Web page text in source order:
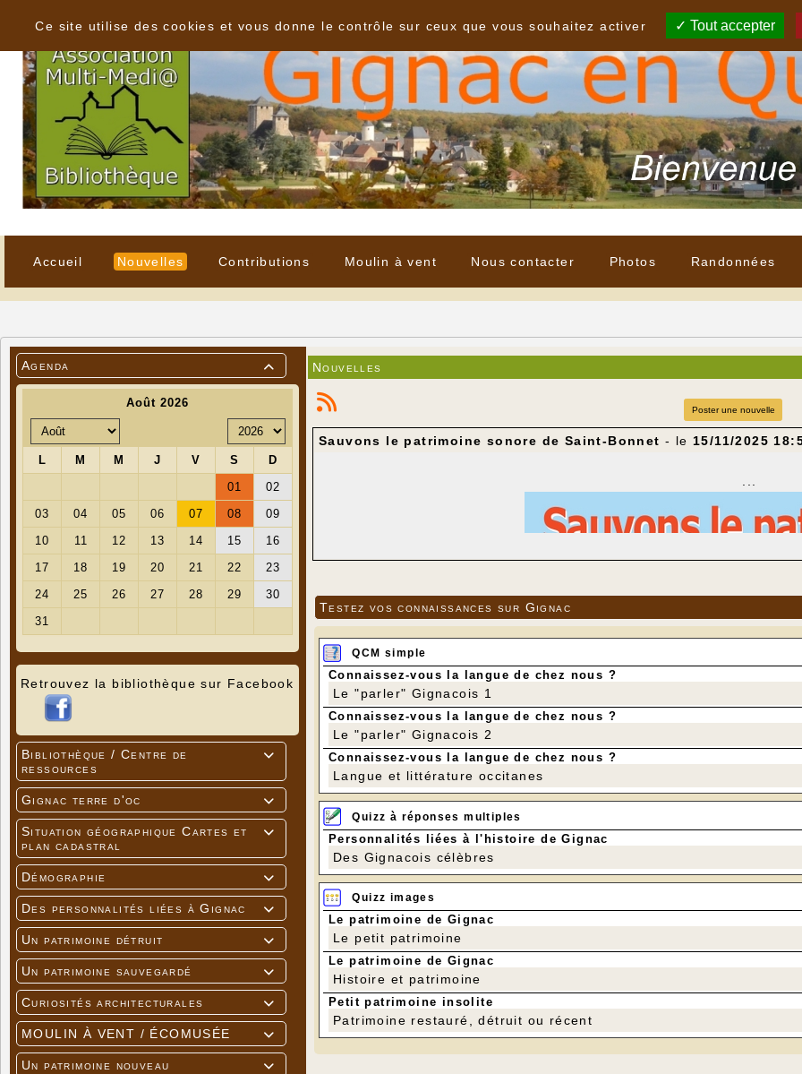
Accueil Nouvelles Contributions Moulin à vent Nous contacter Photos Randonnées

Agenda
Retrouvez la bibliothèque sur Facebook

Bibliothèque / Centre de
ressources

Gignac terre d'oc

Situation géographique Cartes et
plan cadastral

Démographie

Des personnalités liées à Gignac

Un patrimoine détruit

Un patrimoine sauvegardé

Curiosités architecturales

MOULIN À VENT / ÉCOMUSÉE

Un patrimoine nouveau
Nouvelles
Poster une nouvelle
Sauvons le patrimoine sonore de Saint-Bonnet - le 15/11/2025
Testez vos connaissances sur Gignac
QCM simple
Connaissez-vous la langue de chez nous ?
Le "parler" Gignacois 1
Connaissez-vous la langue de chez nous ?
Le "parler" Gignacois 2
Connaissez-vous la langue de chez nous ?
Langue et littérature occitanes
Quizz à réponses multiples
Personnalités liées à l'histoire de Gignac
Des Gignacois célèbres
Quizz images
Le patrimoine de Gignac
Le petit patrimoine
Le patrimoine de Gignac
Histoire et patrimoine
Petit patrimoine insolite
Patrimoine restauré, détruit ou récent
Ce site utilise des cookies et vous donne le contrôle sur ceux que vous souhaitez activer
Tout accepter